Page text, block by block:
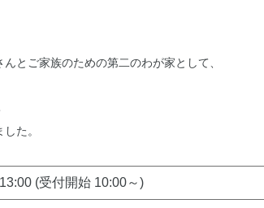
とご家族のための第二のわが家として、
た。
(受付開始 10:00～)